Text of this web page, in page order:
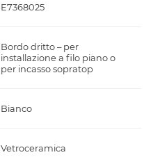
E7368025
Bordo dritto – per
installazione a filo piano o
per incasso sopratop
Bianco
Vetroceramica